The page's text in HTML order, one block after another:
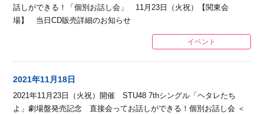
話しができる！「個別お話し会」 11月23日（火祝）【関東会
場】 当日CD販売詳細のお知らせ
イベント
2021年11月18日
2021年11月23日（火祝）開催 STU48 7thシングル「ヘタレたち
よ」劇場盤発売記念 直接会ってお話しができる！個別お話し会 ＜